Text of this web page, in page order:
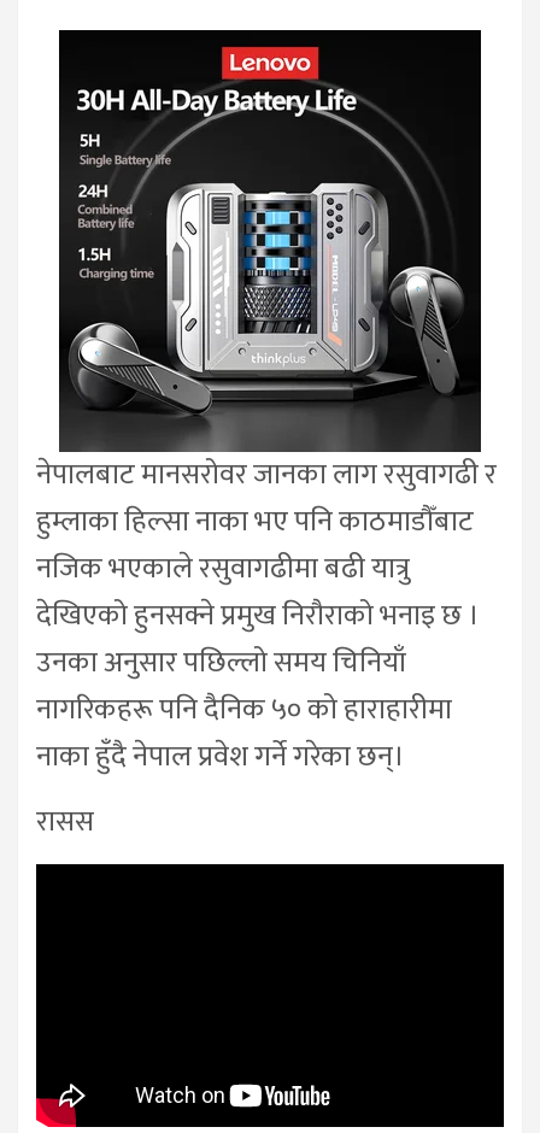
नेपालबाट मानसरोवर जानका लाग रसुवागढी र
हुम्लाका हिल्सा नाका भए पनि काठमाडौँबाट
नजिक भएकाले रसुवागढीमा बढी यात्रु
देखिएको हुनसक्ने प्रमुख निरौराको भनाइ छ ।
उनका अनुसार पछिल्लो समय चिनियाँ
नागरिकहरू पनि दैनिक ५० को हाराहारीमा
नाका हुँदै नेपाल प्रवेश गर्ने गरेका छन्।
रासस